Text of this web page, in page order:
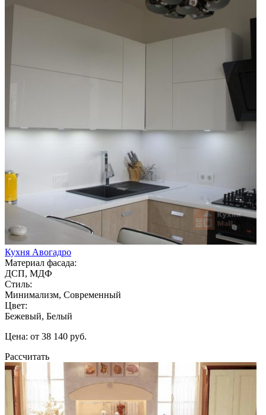
Кухня Авогадро
Материал фасада:
ДСП, МДФ
Стиль:
Минимализм, Современный
Цвет:
Бежевый, Белый
Цена: от 38 140 руб.
Рассчитать